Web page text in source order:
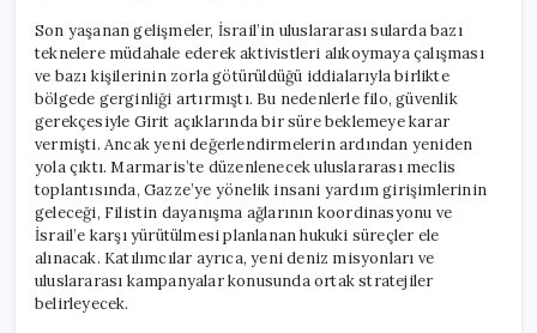
Son yaşanan gelişmeler, İsrail’in uluslararası sularda bazı
teknelere müdahale ederek aktivistleri alıkoymaya çalışması
ve bazı kişilerinin zorla götürüldüğü iddialarıyla birlikte
bölgede gerginliği artırmıştı. Bu nedenlerle filo, güvenlik
gerekçesiyle Girit açıklarında bir süre beklemeye karar
vermişti. Ancak yeni değerlendirmelerin ardından yeniden
yola çıktı. Marmaris’te düzenlenecek uluslararası meclis
toplantısında, Gazze’ye yönelik insani yardım girişimlerinin
geleceği, Filistin dayanışma ağlarının koordinasyonu ve
İsrail’e karşı yürütülmesi planlanan hukuki süreçler ele
alınacak. Katılımcılar ayrıca, yeni deniz misyonları ve
uluslararası kampanyalar konusunda ortak stratejiler
belirleyecek.